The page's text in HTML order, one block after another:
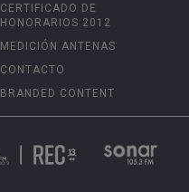
CERTIFICADO DE
HONORARIOS 2012
MEDICIÓN ANTENAS
CONTACTO
BRANDED CONTENT